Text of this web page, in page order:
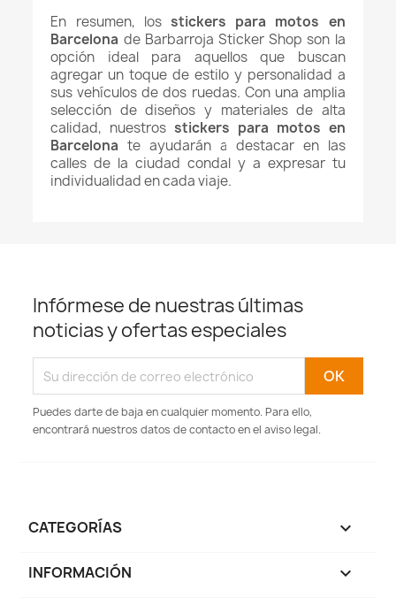
En resumen, los stickers para motos en
Barcelona de Barbarroja Sticker Shop son la
opción ideal para aquellos que buscan
agregar un toque de estilo y personalidad a
sus vehículos de dos ruedas. Con una amplia
selección de diseños y materiales de alta
calidad, nuestrosstickers para motos en
Barcelona te ayudarán a destacar en las
calles de la ciudad condal y a expresar tu
individualidad en cada viaje.
Infórmese de nuestras últimas
noticias y ofertas especiales
Puedes darte de baja en cualquier momento. Para ello,
encontrará nuestros datos de contacto en el aviso legal.
CATEGORÍAS 
INFORMACIÓN 